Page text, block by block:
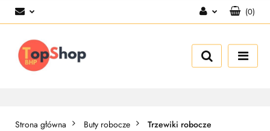
Zarejestruj się
(0)
Strona główna Buty robocze Trzewiki robocze